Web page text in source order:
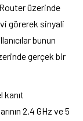
üzerinde
görerek sinyali
bunun
gerçek bir
kanıt
2.4 GHz ve 5